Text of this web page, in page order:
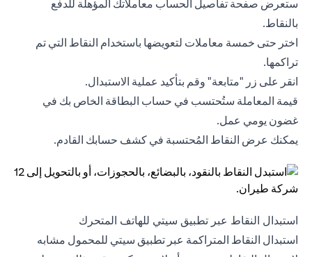
ستعرض صفحة تفاصيل الحساب معاملاتك المؤهلة للدفع
بالنقاط.
اختر حتى خمسة معاملات لتعويضها باستخدام النقاط التي تم
تراكمها.
انقر على زر "متابعة" وقم بتأكيد عملية الاستبدال.
قيمة المعاملة ستُحتسب في حساب البطاقة الخاص بك في
غضون يومي عمل.
يمكنك عرض النقاط المُحتسبة في كشف حسابك القادم.
استبدال النقاط عبر تطبيق سيتي للهاتف المتحرك
استبدال النقاط المتراكمة عبر تطبيق سيتي للمحمول مشابه